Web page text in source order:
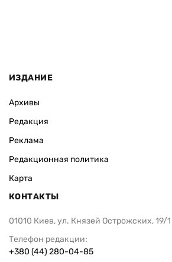
ИЗДАНИЕ
Архивы
Редакция
Реклама
Редакционная политика
Карта
КОНТАКТЫ
01010 Киев, ул. Князей Острожских, 19/1
Телефон редакции:
+380 (44) 280-04-85